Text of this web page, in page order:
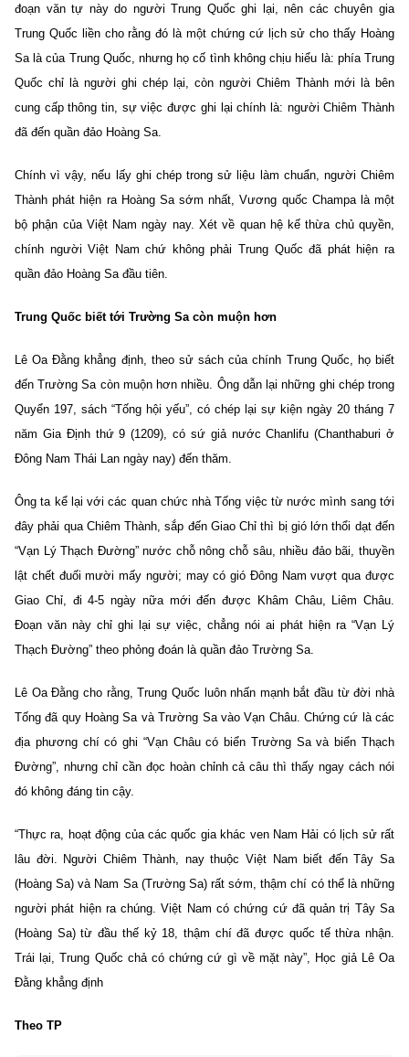
đoạn văn tự này do người Trung Quốc ghi lại, nên các chuyên gia
Trung Quốc liền cho rằng đó là một chứng cứ lịch sử cho thấy Hoàng
Sa là của Trung Quốc, nhưng họ cố tình không chịu hiểu là: phía Trung
Quốc chỉ là người ghi chép lại, còn người Chiêm Thành mới là bên
cung cấp thông tin, sự việc được ghi lại chính là: người Chiêm Thành
đã đến quần đảo Hoàng Sa.
Chính vì vậy, nếu lấy ghi chép trong sử liệu làm chuẩn, người Chiêm
Thành phát hiện ra Hoàng Sa sớm nhất, Vương quốc Champa là một
bộ phận của Việt Nam ngày nay. Xét về quan hệ kế thừa chủ quyền,
chính người Việt Nam chứ không phải Trung Quốc đã phát hiện ra
quần đảo Hoàng Sa đầu tiên.
Trung Quốc biết tới Trường Sa còn muộn hơn
Lê Oa Đằng khẳng định, theo sử sách của chính Trung Quốc, họ biết
đến Trường Sa còn muộn hơn nhiều. Ông dẫn lại những ghi chép trong
Quyển 197, sách “Tống hội yếu”, có chép lại sự kiện ngày 20 tháng 7
năm Gia Định thứ 9 (1209), có sứ giả nước Chanlifu (Chanthaburi ở
Đông Nam Thái Lan ngày nay) đến thăm.
Ông ta kể lại với các quan chức nhà Tống việc từ nước mình sang tới
đây phải qua Chiêm Thành, sắp đến Giao Chỉ thì bị gió lớn thổi dạt đến
“Vạn Lý Thạch Đường” nước chỗ nông chỗ sâu, nhiều đảo bãi, thuyền
lật chết đuối mười mấy người; may có gió Đông Nam vượt qua được
Giao Chỉ, đi 4-5 ngày nữa mới đến được Khâm Châu, Liêm Châu.
Đoạn văn này chỉ ghi lại sự việc, chẳng nói ai phát hiện ra “Vạn Lý
Thạch Đường” theo phỏng đoán là quần đảo Trường Sa.
Lê Oa Đằng cho rằng, Trung Quốc luôn nhấn mạnh bắt đầu từ đời nhà
Tống đã quy Hoàng Sa và Trường Sa vào Vạn Châu. Chứng cứ là các
địa phương chí có ghi “Vạn Châu có biển Trường Sa và biển Thạch
Đường”, nhưng chỉ cần đọc hoàn chỉnh cả câu thì thấy ngay cách nói
đó không đáng tin cậy.
“Thực ra, hoạt động của các quốc gia khác ven Nam Hải có lịch sử rất
lâu đời. Người Chiêm Thành, nay thuộc Việt Nam biết đến Tây Sa
(Hoàng Sa) và Nam Sa (Trường Sa) rất sớm, thậm chí có thể là những
người phát hiện ra chúng. Việt Nam có chứng cứ đã quản trị Tây Sa
(Hoàng Sa) từ đầu thế kỷ 18, thậm chí đã được quốc tế thừa nhận.
Trái lại, Trung Quốc chả có chứng cứ gì về mặt này”, Học giả Lê Oa
Đằng khẳng định
Theo TP